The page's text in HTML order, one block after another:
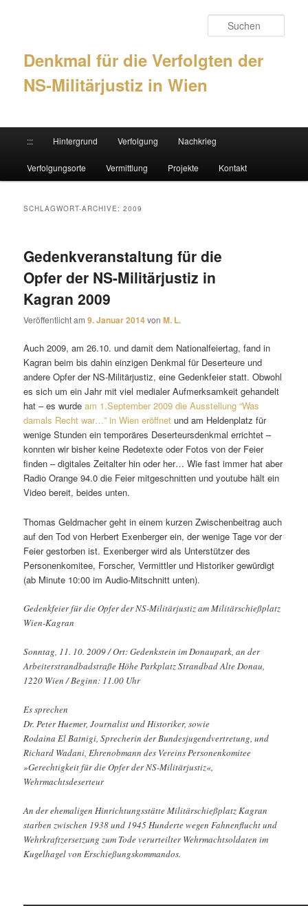
Denkmal für die Verfolgten der
NS-Militärjustiz in Wien
Zum Inhalt wechseln
Zum sekundären Inhalt wechseln
::: Hintergrund Verfolgung Nachkrieg
Verfolgungsorte Vermittlung Projekte Kontakt
SCHLAGWORT-ARCHIVE:2009
Gedenkveranstaltung für die
Opfer der NS-Militärjustiz in
Kagran 2009
Veröffentlicht am9. Januar 2014vonM. L.
Auch 2009, am 26.10. und damit dem Nationalfeiertag, fand in
Kagran beim bis dahin einzigen Denkmal für Deserteure und
andere Opfer der NS-Militärjustiz, eine Gedenkfeier statt. Obwohl
es sich um ein Jahr mit viel medialer Aufmerksamkeit gehandelt
hat – es wurdeam 1.September 2009 die Ausstellung “Was
damals Recht war…” in Wien eröffnet und am Heldenplatz für
wenige Stunden ein temporäres Deserteursdenkmal errichtet –
konnten wir bisher keine Redetexte oder Fotos von der Feier
finden – digitales Zeitalter hin oder her… Wie fast immer hat aber
Radio Orange 94.0 die Feier mitgeschnitten und youtube hält ein
Video bereit, beides unten.
Thomas Geldmacher geht in einem kurzen Zwischenbeitrag auch
auf den Tod von Herbert Exenberger ein, der wenige Tage vor der
Feier gestorben ist. Exenberger wird als Unterstützer des
Personenkomitee, Forscher, Vermittler und Historiker gewürdigt
(ab Minute 10:00 im Audio-Mitschnitt unten).
Gedenkfeier für die Opfer der NS-Militärjustiz am Militärschießplatz
Wien-Kagran
Sonntag, 11. 10. 2009 / Ort: Gedenkstein im Donaupark, an der
Arbeiterstrandbadstraße Höhe Parkplatz Strandbad Alte Donau,
1220 Wien / Beginn: 11.00 Uhr
Es sprechen
Dr. Peter Huemer, Journalist und Historiker, sowie
Rodaina El Batnigi, Sprecherin der Bundesjugendvertretung, und
Richard Wadani, Ehrenobmann des Vereins Personenkomitee
»Gerechtigkeit für die Opfer der NS-Militärjustiz«,
Wehrmachtsdeserteur
An der ehemaligen Hinrichtungsstätte Militärschießplatz Kagran
starben zwischen 1938 und 1945 Hunderte wegen Fahnenflucht und
Wehrkraftzersetzung zum Tode verurteilter Wehrmachtsoldaten im
Kugelhagel von Erschießungskommandos.